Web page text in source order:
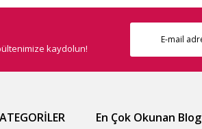
kaydolun!
En Çok Okunan Blog